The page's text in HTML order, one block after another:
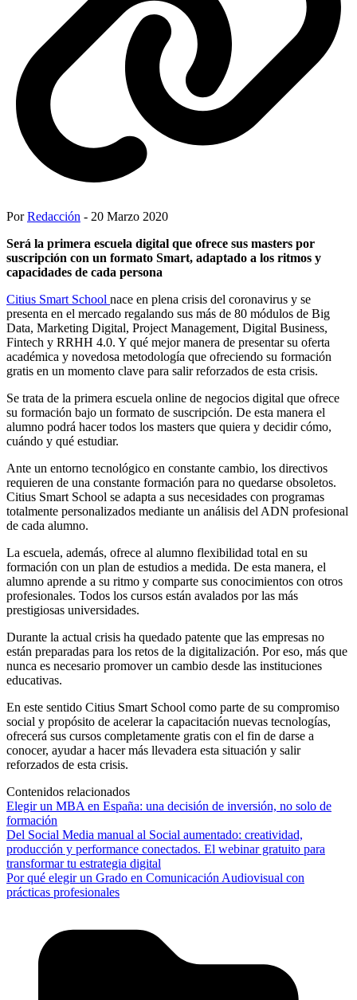
PorRedacción - 20 Marzo 2020
Será la primera escuela digital que ofrece sus masters por
suscripción con un formato Smart, adaptado a los ritmos y
capacidades de cada persona
Citius Smart School nace en plena crisis del coronavirus y se
presenta en el mercado regalando sus más de 80 módulos de Big
Data, Marketing Digital, Project Management, Digital Business,
Fintech y RRHH 4.0. Y qué mejor manera de presentar su oferta
académica y novedosa metodología que ofreciendo su formación
gratis en un momento clave para salir reforzados de esta crisis.
Se trata de la primera escuela online de negocios digital que ofrece
su formación bajo un formato de suscripción. De esta manera el
alumno podrá hacer todos los masters que quiera y decidir cómo,
cuándo y qué estudiar.
Ante un entorno tecnológico en constante cambio, los directivos
requieren de una constante formación para no quedarse obsoletos.
Citius Smart School se adapta a sus necesidades con programas
totalmente personalizados mediante un análisis del ADN profesional
de cada alumno.
La escuela, además, ofrece al alumno flexibilidad total en su
formación con un plan de estudios a medida. De esta manera, el
alumno aprende a su ritmo y comparte sus conocimientos con otros
profesionales. Todos los cursos están avalados por las más
prestigiosas universidades.
Durante la actual crisis ha quedado patente que las empresas no
están preparadas para los retos de la digitalización. Por eso, más que
nunca es necesario promover un cambio desde las instituciones
educativas.
En este sentido Citius Smart School como parte de su compromiso
social y propósito de acelerar la capacitación nuevas tecnologías,
ofrecerá sus cursos completamente gratis con el fin de darse a
conocer, ayudar a hacer más llevadera esta situación y salir
reforzados de esta crisis.
Contenidos relacionados
Elegir un MBA en España: una decisión de inversión, no solo de
formación
Del Social Media manual al Social aumentado: creatividad,
producción y performance conectados. El webinar gratuito para
transformar tu estrategia digital
Por qué elegir un Grado en Comunicación Audiovisual con
prácticas profesionales